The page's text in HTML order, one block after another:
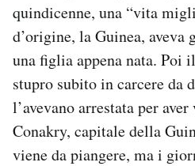
quindicenne, una “vita
d’origine, la Guinea, aveva
una figlia appena nata. Poi
stupro subito in carcere da
l’avevano arrestata per
Conakry, capitale della
viene da piangere, ma i